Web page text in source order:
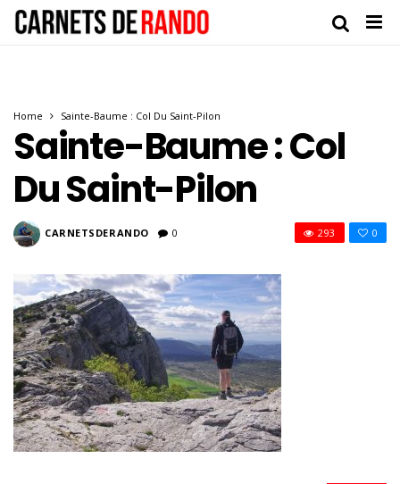
Home Sainte-Baume : Col Du Saint-Pilon
Sainte-Baume : Col
Du Saint-Pilon
CARNETSDERANDO 0 0
293